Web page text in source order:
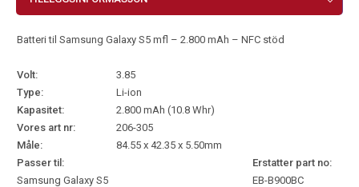
Batteri til Samsung Galaxy S5 mfl – 2.800 mAh – NFC stöd
Volt:
3.85
Type:
Li-ion
Kapasitet:
2.800 mAh (10.8 Whr)
Vores art nr:
206-305
Måle:
84.55 x 42.35 x 5.50mm
Passer til:
Erstatter part no:
Samsung Galaxy S5
EB-B900BC